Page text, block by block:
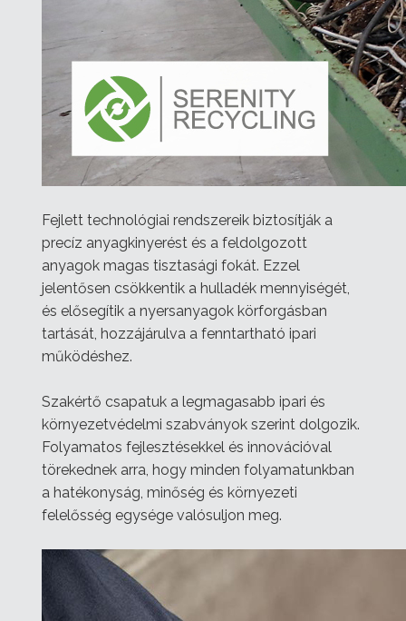
Fejlett technológiai rendszereik biztosítják a
precíz anyagkinyerést és a feldolgozott
anyagok magas tisztasági fokát. Ezzel
jelentősen csökkentik a hulladék mennyiségét,
és elősegítik a nyersanyagok körforgásban
tartását, hozzájárulva a fenntartható ipari
működéshez.
Szakértő csapatuk a legmagasabb ipari és
környezetvédelmi szabványok szerint dolgozik.
Folyamatos fejlesztésekkel és innovációval
törekednek arra, hogy minden folyamatunkban
a hatékonyság, minőség és környezeti
felelősség egysége valósuljon meg.